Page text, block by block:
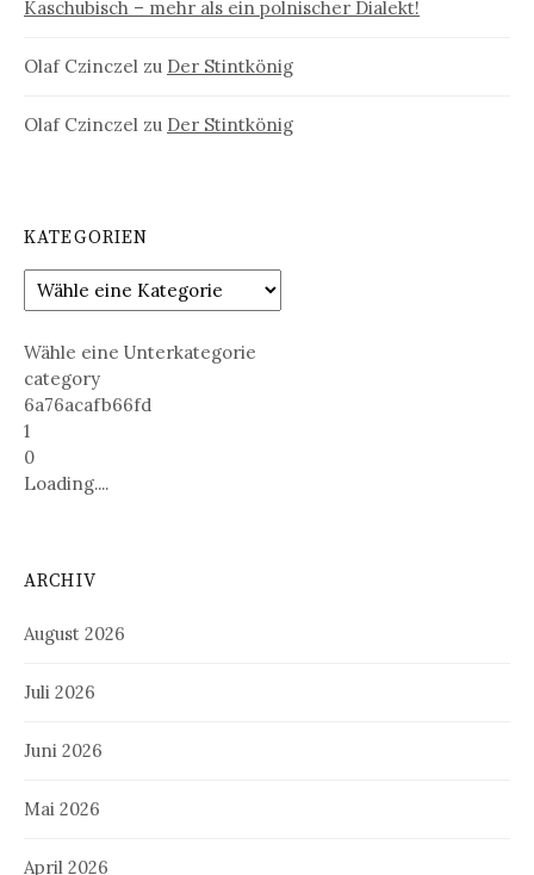
Kaschubisch – mehr als ein polnischer Dialekt!
Olaf Czinczel zu Der Stintkönig
Olaf Czinczel zu Der Stintkönig
KATEGORIEN
Wähle eine Unterkategorie
category
6a76acafb66fd
1
0
Loading....
ARCHIV
August 2026
Juli 2026
Juni 2026
Mai 2026
April 2026